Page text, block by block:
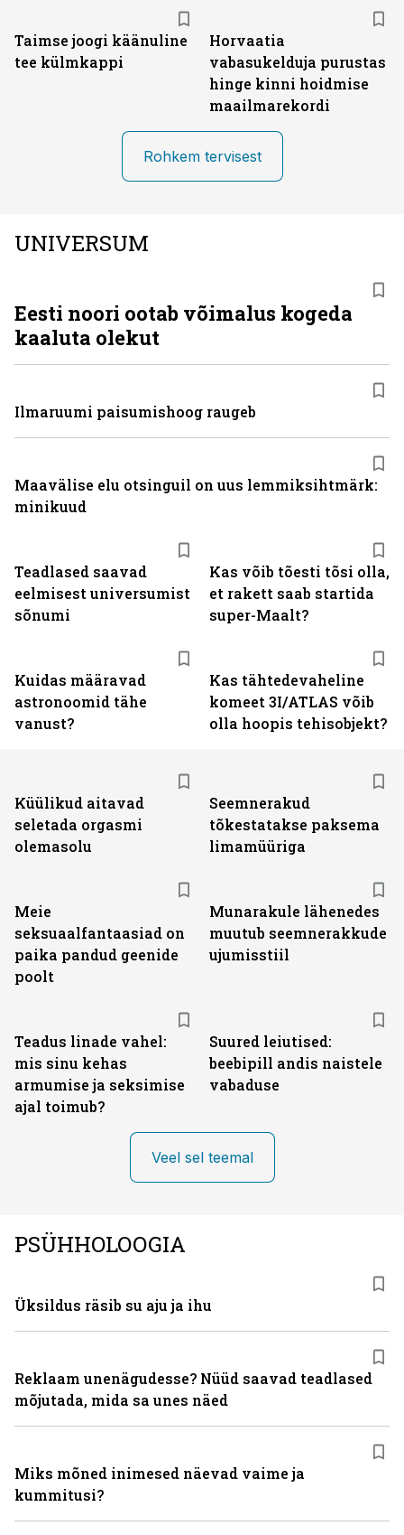
Taimse joogi käänuline
tee külmkappi
Horvaatia
vabasukelduja purustas
hinge kinni hoidmise
maailmarekordi
Rohkem tervisest
UNIVERSUM
Teadlased saavad
eelmisest universumist
sõnumi
Kas võib tõesti tõsi olla,
et rakett saab startida
super-Maalt?
Kuidas määravad
astronoomid tähe
vanust?
Kas tähtedevaheline
komeet 3I/ATLAS võib
olla hoopis tehisobjekt?
Eesti noori ootab võimalus kogeda
kaaluta olekut
Ilmaruumi paisumishoog raugeb
Maavälise elu otsinguil on uus lemmiksihtmärk:
minikuud
Küülikud aitavad
seletada orgasmi
olemasolu
Seemnerakud
tõkestatakse paksema
limamüüriga
Meie
seksuaalfantaasiad on
paika pandud geenide
poolt
Munarakule lähenedes
muutub seemnerakkude
ujumisstiil
Teadus linade vahel:
mis sinu kehas
armumise ja seksimise
ajal toimub?
Suured leiutised:
beebipill andis naistele
vabaduse
Veel sel teemal
PSÜHHOLOOGIA
Üksildus räsib su aju ja ihu
Reklaam unenägudesse? Nüüd saavad teadlased
mõjutada, mida sa unes näed
Miks mõned inimesed näevad vaime ja
kummitusi?